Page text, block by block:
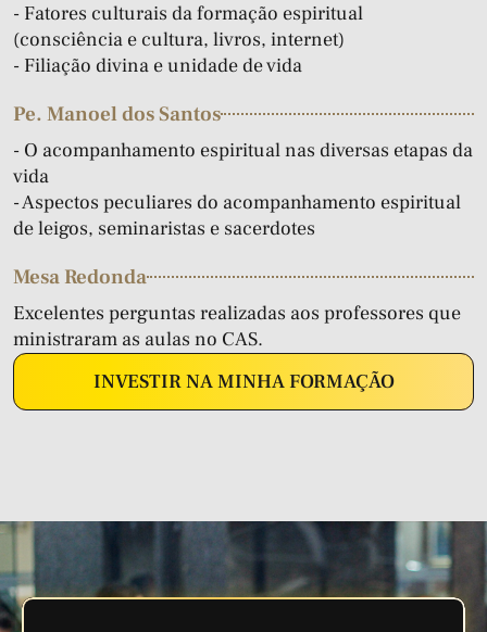
- Fatores culturais da formação espiritual
(consciência e cultura, livros, internet)
- Filiação divina e unidade de vida
Pe. Manoel dos Santos
- O acompanhamento espiritual nas diversas etapas da
vida
- Aspectos peculiares do acompanhamento espiritual
de leigos, seminaristas e sacerdotes
Mesa Redonda
Excelentes perguntas realizadas aos professores que
ministraram as aulas no CAS.
INVESTIR NA MINHA FORMAÇÃO